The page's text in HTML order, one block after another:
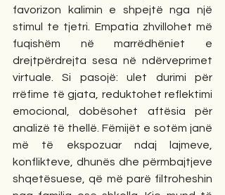
favorizon kalimin e shpejtë nga një
stimul te tjetri. Empatia zhvillohet më
fuqishëm në marrëdhëniet e
drejtpërdrejta sesa në ndërveprimet
virtuale. Si pasojë: ulet durimi për
rrëfime të gjata, reduktohet reflektimi
emocional, dobësohet aftësia për
analizë të thellë. Fëmijët e sotëm janë
më të ekspozuar ndaj lajmeve,
konflikteve, dhunës dhe përmbajtjeve
shqetësuese, që më parë filtroheshin